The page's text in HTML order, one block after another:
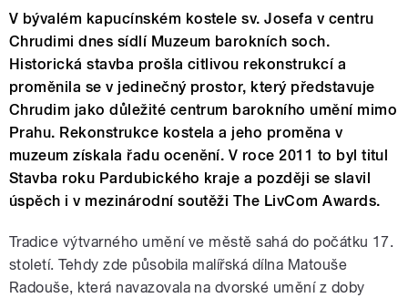
V bývalém kapucínském kostele sv. Josefa v centru
Chrudimi dnes sídlí Muzeum barokních soch.
Historická stavba prošla citlivou rekonstrukcí a
proměnila se v jedinečný prostor, který představuje
Chrudim jako důležité centrum barokního umění mimo
Prahu. Rekonstrukce kostela a jeho proměna v
muzeum získala řadu ocenění. V roce 2011 to byl titul
Stavba roku Pardubického kraje a později se slavil
úspěch i v mezinárodní soutěži The LivCom Awards.
Tradice výtvarného umění ve městě sahá do počátku 17.
století. Tehdy zde působila malířská dílna Matouše
Radouše, která navazovala na dvorské umění z doby